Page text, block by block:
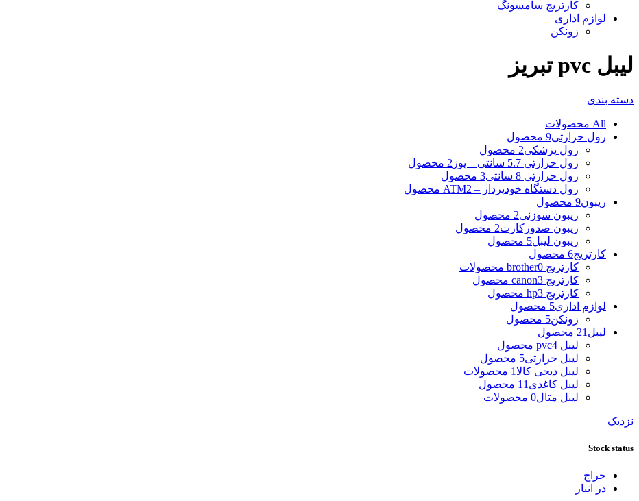
کارتریج سامسونگ
لوازم اداری
زونکن
لیبل pvc تبریز
دسته بندی
All محصولات
رول حرارتی9 محصول
رول پزشکی2 محصول
رول حرارتی 5.7 سانتی – پوز
2 محصول
رول حرارتی 8 سانتی
3 محصول
رول دستگاه خودپرداز – ATM 2 محصول
ریبون9 محصول
ریبون سوزنی2 محصول
ریبون صدورکارت2 محصول
ریبون لیبل5 محصول
کارتریج6 محصول
کارتریج brother 0 محصولات
کارتریج canon 3 محصول
کارتریج hp 3 محصول
لوازم اداری5 محصول
زونکن5 محصول
لیبل 21 محصول
لیبل pvc 4 محصول
لیبل حرارتی5 محصول
لیبل دیجی کالا1 محصولات
لیبل کاغذی 11 محصول
لیبل متال0 محصولات
نزدیک
Stock status
حراج
در انبار